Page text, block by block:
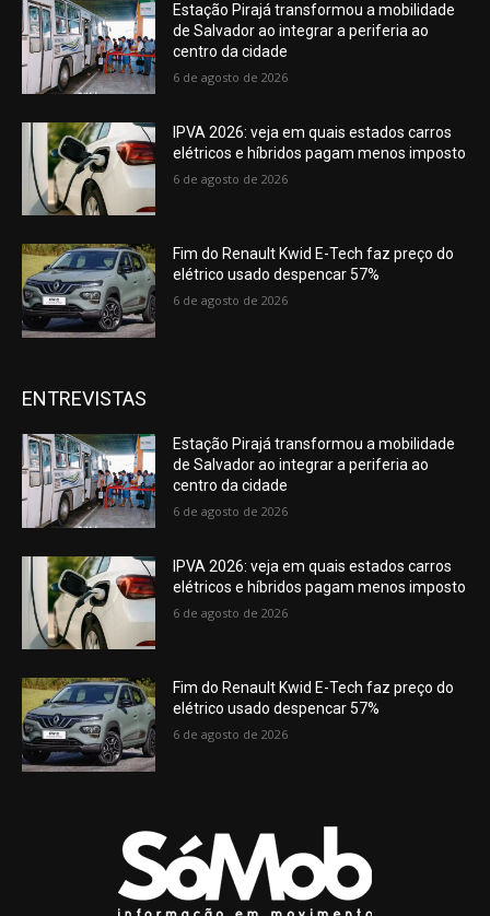
Estação Pirajá transformou a mobilidade
de Salvador ao integrar a periferia ao
centro da cidade
6 de agosto de 2026
IPVA 2026: veja em quais estados carros
elétricos e híbridos pagam menos imposto
6 de agosto de 2026
Fim do Renault Kwid E-Tech faz preço do
elétrico usado despencar 57%
6 de agosto de 2026
ENTREVISTAS
Estação Pirajá transformou a mobilidade
de Salvador ao integrar a periferia ao
centro da cidade
6 de agosto de 2026
IPVA 2026: veja em quais estados carros
elétricos e híbridos pagam menos imposto
6 de agosto de 2026
Fim do Renault Kwid E-Tech faz preço do
elétrico usado despencar 57%
6 de agosto de 2026